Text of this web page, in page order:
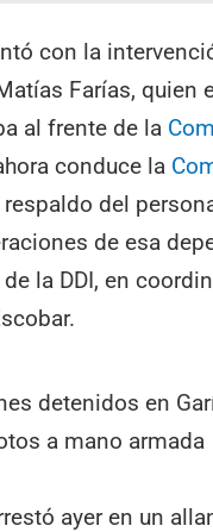
con la
Farías, quien
al frente de la
conduce la
respaldo del
de esa
la DDI, en
detenidos en
a mano armada
ayer en un